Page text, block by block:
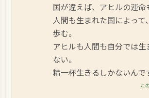
国が違えば、アヒルの運命
人間も生まれた国によって
歩む。
アヒルも人間も自分では
ない。
精一杯生きるしかないんで
こ